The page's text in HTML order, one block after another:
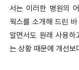
서는 이러한 병원의
웍스를 소개해 드린
알면서도 원래 사용
는 상황 때문에 개선보